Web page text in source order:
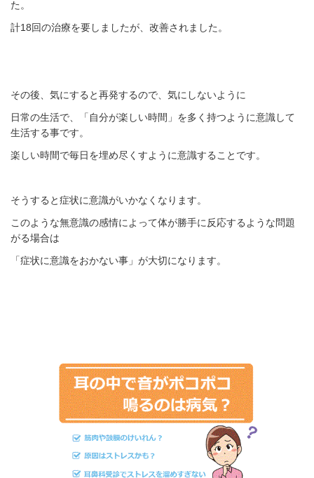
た。
計18回の治療を要しましたが、改善されました。
その後、気にすると再発するので、気にしないように
日常の生活で、「自分が楽しい時間」を多く持つように意識して
生活する事です。
楽しい時間で毎日を埋め尽くすように意識することです。
そうすると症状に意識がいかなくなります。
このような無意識の感情によって体が勝手に反応するような問題
がる場合は
「症状に意識をおかない事」が大切になります。